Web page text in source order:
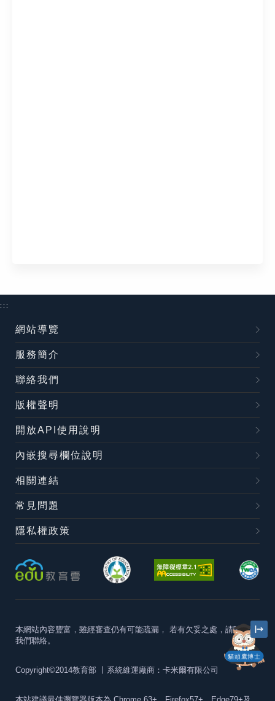
貓頭鷹博士
:::
網站導覽
服務簡介
聯絡我們
版權聲明
開放API使用說明
內嵌搜尋欄位說明
相關連結
常見問題
隱私權政策
本網站內容豐富，雖經審查仍有可能疏漏， 若有欠妥之處，請隨時與
我們聯絡。
Copyright©2014教育部 丨系統維運廠商：卡米爾有限公司